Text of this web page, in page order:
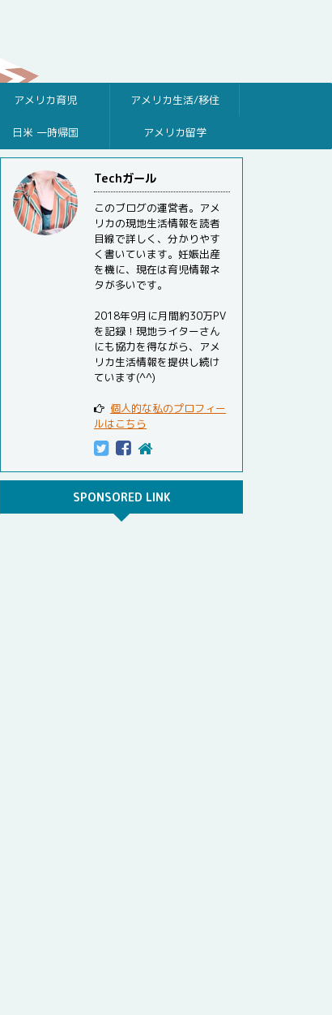
アメリカ育児 アメリカ生活/移住
日米 一時帰国 アメリカ留学
Techガール
このブログの運営者。アメ
リカの現地生活情報を読者
目線で詳しく、分かりやす
く書いています。妊娠出産
を機に、現在は育児情報ネ
タが多いです。
2018年9月に月間約30万PV
を記録！現地ライターさん
にも協力を得ながら、アメ
リカ生活情報を提供し続け
ています(^^)
個人的な私のプロフィー
ルはこちら
SPONSORED LINK